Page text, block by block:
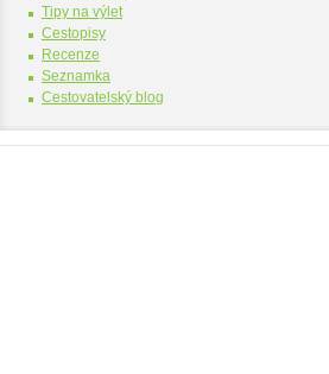
Tipy na výlet
Cestopisy
Recenze
Seznamka
Cestovatelský blog